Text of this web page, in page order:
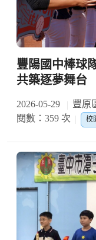
豐陽國中棒球
共築逐夢舞台
2026-05-29 豐原
閱數：359 次
校